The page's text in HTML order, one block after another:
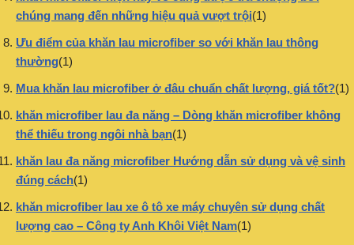
chúng mang đến những hiệu quả vượt trội(1)
Ưu điểm của khăn lau microfiber so với khăn lau thông
thường(1)
Mua khăn lau microfiber ở đâu chuẩn chất lượng, giá tốt?(1)
khăn microfiber lau đa năng – Dòng khăn microfiber không
thể thiếu trong ngôi nhà bạn(1)
khăn lau đa năng microfiber Hướng dẫn sử dụng và vệ sinh
đúng cách(1)
khăn microfiber lau xe ô tô xe máy chuyên sử dụng chất
lượng cao – Công ty Anh Khôi Việt Nam(1)